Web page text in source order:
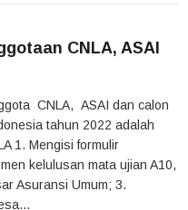
CNLA, ASAI
CNLA, ASAI dan calon
tahun 2022 adalah
1. Mengisi formulir
kelulusan mata ujian A10,
Asuransi Umum; 3.